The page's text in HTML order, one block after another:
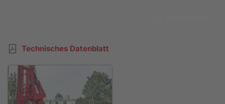
Technisches Datenblatt